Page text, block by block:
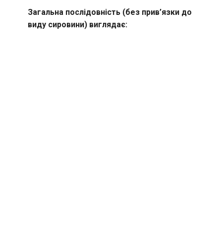
Загальна послідовність (без прив’язки до
виду сировини) виглядає: